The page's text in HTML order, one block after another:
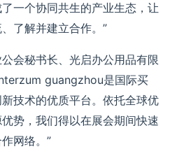
一个协同共生的产业生态，让
了解并建立合作。 ”
会秘书长、光启办公用品有限
guangzhou是国际买
技术的优质平台。依托全球优
势 ，我们得以在展会期间快速
网络。 ”